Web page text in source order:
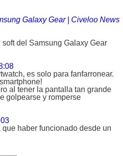
Galaxy Gear | Civeloo News
del Samsung Galaxy Gear
es solo para fanfarronear.
al tener la pantalla tan grande
golpearse y romperse
haber funcionado desde un